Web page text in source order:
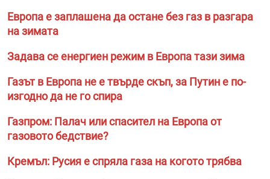
Европа е заплашена да остане без газ в разгара
на зимата
Задава се енергиен режим в Европа тази зима
Газът в Европа не е твърде скъп, за Путин е по-
изгодно да не го спира
Газпром: Палач или спасител на Европа от
газовото бедствие?
Кремъл: Русия е спряла газа на когото трябва